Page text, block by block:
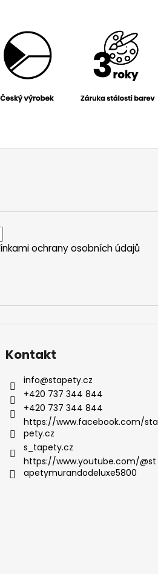
ochrany osobních údajů
Kontakt
info@stapety.cz
+420 737 344 844
+420 737 344 844
https://www.facebook.com/sta
pety.cz
s_tapety.cz
https://www.youtube.com/@st
apetymurandodeluxe5800